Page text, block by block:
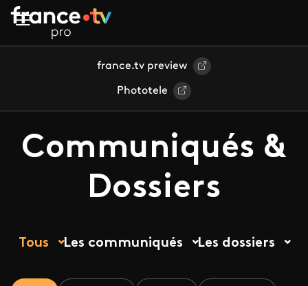
Aller au contenu principal
france.tv preview
Phototele
Communiqués &
Dossiers
Tous Les communiqués Les dossiers